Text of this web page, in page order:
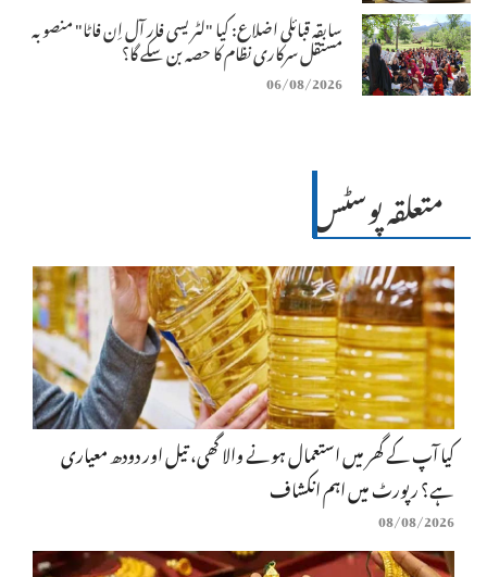
سابقہ قبائلی اضلاع: کیا "لٹریسی فار آل اِن فاٹا" منصوبہ
مستقل سرکاری نظام کا حصہ بن سکے گا؟
06/08/2026
متعلقہ پوسٹس
کیا آپ کے گھر میں استعمال ہونے والا گھی، تیل اور دودھ معیاری
ہے؟ رپورٹ میں اہم انکشاف
08/08/2026